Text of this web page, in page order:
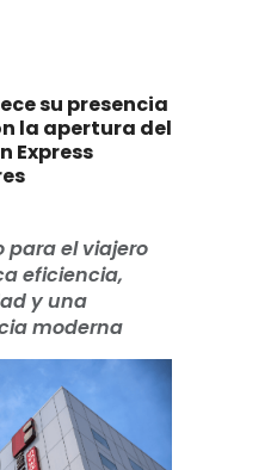
su presencia
la apertura del
Express
para el viajero
eficiencia,
y una
moderna